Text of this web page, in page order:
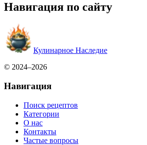
Навигация по сайту
Кулинарное Наследие
© 2024–2026
Навигация
Поиск рецептов
Категории
О нас
Контакты
Частые вопросы